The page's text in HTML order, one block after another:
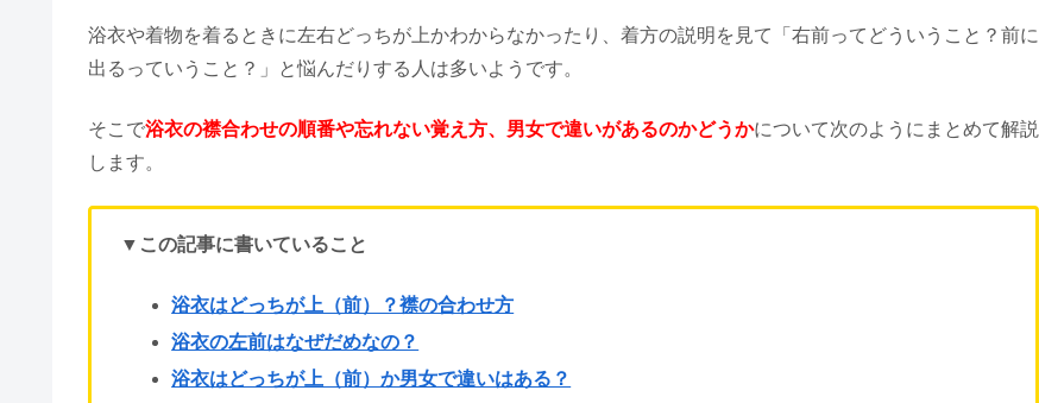
浴衣や着物を着るときに左右どっちが上かわからなかったり、着方の説明を見て「右前ってどういうこと？前に
出るっていうこと？」と悩んだりする人は多いようです。
そこで浴衣の襟合わせの順番や忘れない覚え方、男女で違いがあるのかどうかについて次のようにまとめて解説
します。
▼この記事に書いていること
浴衣はどっちが上（前）？襟の合わせ方
浴衣の左前はなぜだめなの？
浴衣はどっちが上（前）か男女で違いはある？